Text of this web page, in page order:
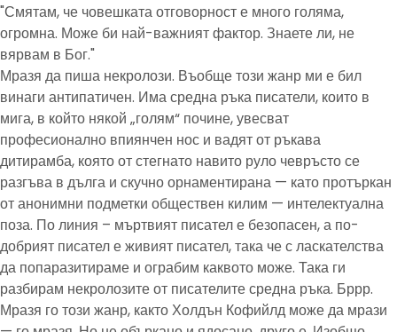
"Смятам, че човешката отговорност е много голяма,
огромна. Може би най-важният фактор. Знаете ли, не
вярвам в Бог."
Мразя да пиша некролози. Въобще този жанр ми е бил
винаги антипатичен. Има средна ръка писатели, които в
мига, в който някой „голям“ почине, увесват
професионално впиянчен нос и вадят от ръкава
дитирамба, която от стегнато навито руло чевръсто се
разгъва в дълга и скучно орнаментирана — като протъркан
от анонимни подметки обществен килим — интелектуална
поза. По линия – мъртвият писател е безопасен, а по-
добрият писател е живият писател, така че с ласкателства
да попаразитираме и ограбим каквото може. Така ги
разбирам некролозите от писателите средна ръка. Бррр.
Мразя го този жанр, както Холдън Кофийлд може да мрази